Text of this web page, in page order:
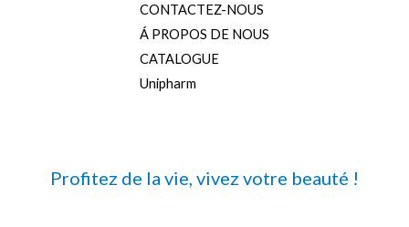
CONTACTEZ-NOUS
Á PROPOS DE NOUS
CATALOGUE
Unipharm
Profitez de la vie, vivez votre beauté !